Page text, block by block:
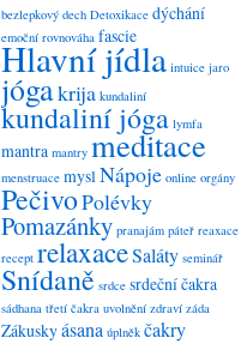
bezlepkový dech Detoxikace dýchání
emoční rovnováha fascie
Hlavní jídla intuice jaro
jógakrija kundaliní
kundaliní jóga lymfa
mantra mantry meditace
menstruace myslNápoje online orgány
PečivoPolévky
Pomazánky pranajám páteř reaxace
recept relaxaceSaláty seminář
Snídaně srdce srdeční čakra
sádhana třetí čakra uvolnění zdraví záda
Zákuskyásana úplněk čakry